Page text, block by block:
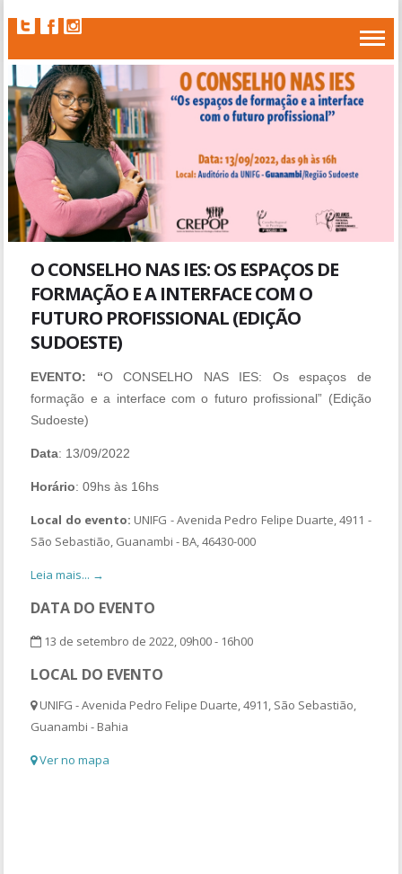
O CONSELHO NAS IES: OS ESPAÇOS DE
FORMAÇÃO E A INTERFACE COM O
FUTURO PROFISSIONAL (EDIÇÃO
SUDOESTE)
EVENTO: “O CONSELHO NAS IES:
Os espaços de
formação e a interface com o futuro profissional” (Edição
Sudoeste)
Data: 13/09/2022
Horário: 09hs às 16hs
Local do evento: UNIFG - Avenida Pedro Felipe Duarte, 4911 -
São Sebastião, Guanambi - BA, 46430-000
Leia mais... →
DATA DO EVENTO
13 de setembro de 2022, 09h00 - 16h00
LOCAL DO EVENTO
UNIFG - Avenida Pedro Felipe Duarte, 4911, São Sebastião,
Guanambi - Bahia
Ver no mapa